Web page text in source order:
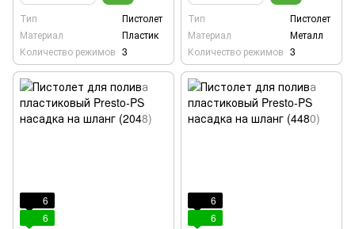
Тип
Пистолет
Материал
Пластик
Количество режимов 3
Тип
Пистолет
Материал
Металл
Количество режимов 3
6
6
6
6